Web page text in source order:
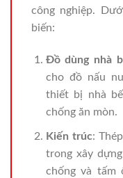
công nghiệp.
biến:
Đồ dùng nhà
cho đồ nấu
thiết bị nhà
chống ăn mòn.
Kiến trúc:
trong xây
chống và tấm